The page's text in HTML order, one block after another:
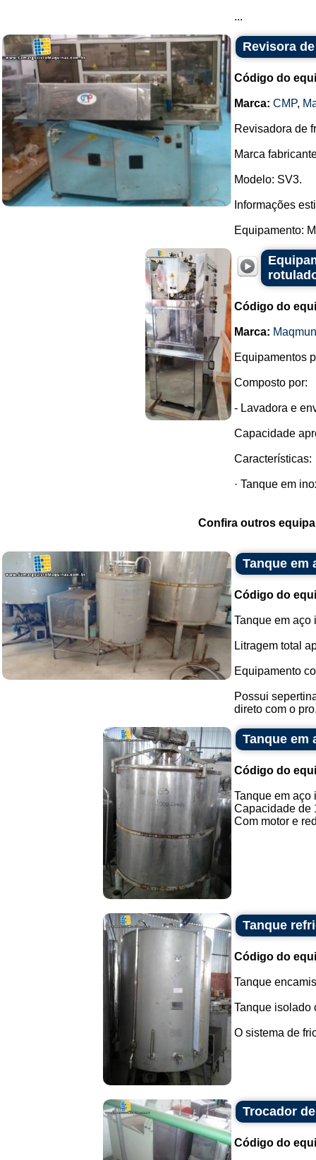
...
Revisora
Código do
Marca: CMP,
Revisadora de
Marca
Modelo: SV3.
Informações
Equipamento:
Código do
Marca:
Equipamentos
Composto por:
- Lavadora e
Capacidade
Características:
· Tanque em
Confira outros
Tanque em
Código do
Tanque em aço
Litragem total
Equipamento
Possui
direto com o
Tanque em
Código do
Tanque em aço
Capacidade de
Com motor e
Tanque
Código do
Tanque
Tanque isolado
O sistema de
Trocador
Código do